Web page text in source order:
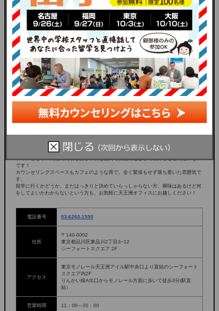
2024/5/20(月）New オープン！
天王洲支店はラストリゾートで一番新しい新店舗となります。 ガラス張りの明るいオ
フィスとなり、綺麗で内装もおしゃれな空間で快適に過ごして頂けること間違いない
です！
カウンセリングスペースもカフェのような席で、全く緊張もせず落ち着いた雰囲気で
す。
留学に行くかどうか、まだはっきりと決めていらっしゃらない方、興味はあるけど何
をしてよいかわからないという方も、お気軽に天王洲オフィスにお越しください！
電話番号 03-6260-1550
住所
〒140-0002
東京都品川区東品川2丁目3−12
シーフォートスクエア 2F
アクセス
東京モノレール天王洲アイル駅中央口より直結のシーフォート
スクエア内2F
りんかい線A出口からモノレール方面に歩いて徒歩3分(駅直
結）
営業時間 11：00～20：00